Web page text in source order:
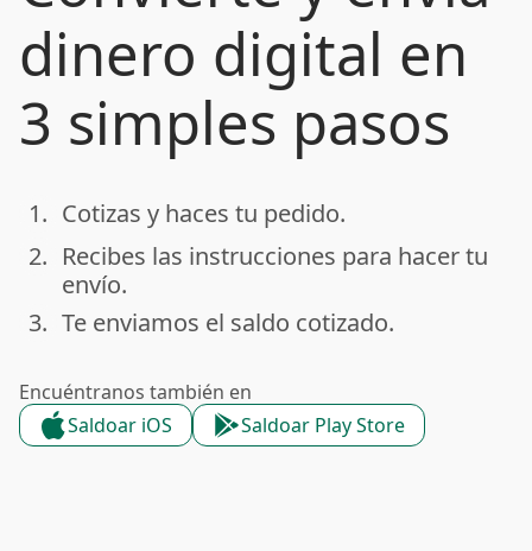
dinero digital en
3 simples pasos
done
1. Cotizas y haces tu pedido.
done
2. Recibes las instrucciones para hacer tu
envío.
done
3. Te enviamos el saldo cotizado.
Encuéntranos también en
Saldoar iOS
Saldoar Play Store